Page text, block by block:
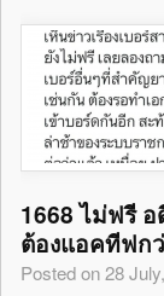
1668 ไม่ฟรี
ต้องแอคทีฟก
Posted on 28